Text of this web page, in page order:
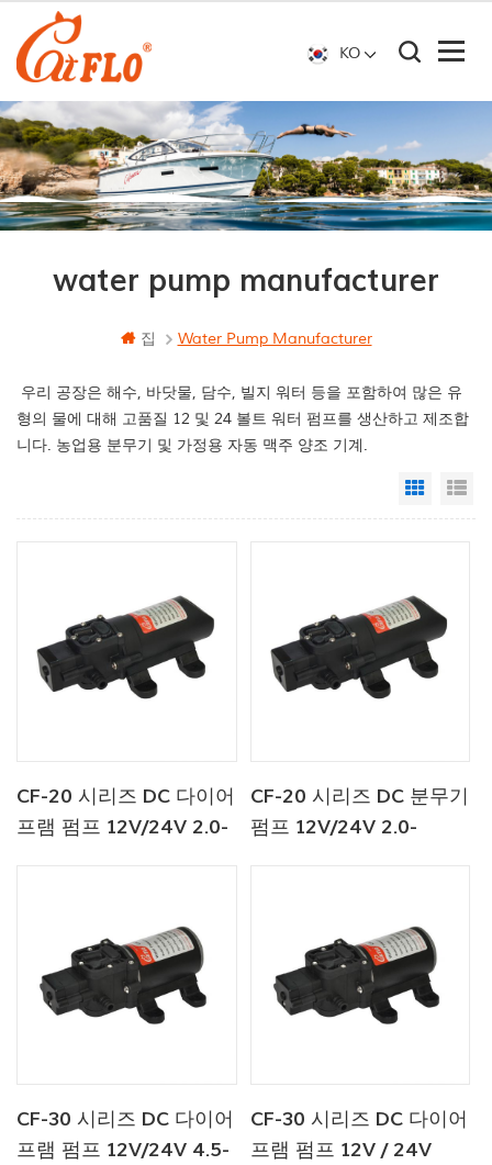
KO
water pump manufacturer
집 Water Pump Manufacturer
우리 공장은 해수, 바닷물, 담수, 빌지 워터 등을 포함하여 많은 유
형의 물에 대해 고품질 12 및 24 볼트 워터 펌프를 생산하고 제조합
니다. 농업용 분무기 및 가정용 자동 맥주 양조 기계.
Grid
CF-20 시리즈 DC 다이어
프램 펌프 12V/24V 2.0-
CF-20 시리즈 DC 분무기
펌프 12V/24V 2.0-
CF-30 시리즈 DC 다이어
프램 펌프 12V/24V 4.5-
CF-30 시리즈 DC 다이어
프램 펌프 12V / 24V